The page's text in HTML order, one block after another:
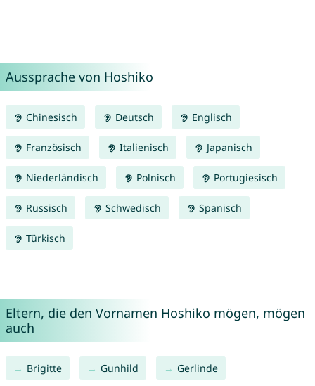
Aussprache von Hoshiko
Chinesisch Deutsch Englisch
Französisch Italienisch Japanisch
Niederländisch Polnisch Portugiesisch
Russisch Schwedisch Spanisch
Türkisch
Eltern, die den Vornamen Hoshiko mögen, mögen
auch
Brigitte Gunhild Gerlinde